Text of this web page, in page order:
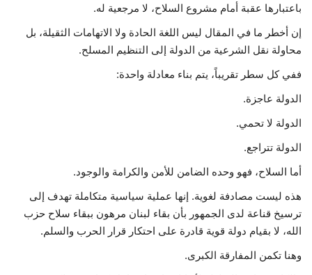
باعتبارها عقبة أمام مشروع السلاح، لا مرجعية له.
إن أخطر ما في المقال ليس اللغة الحادة ولا الاتهامات الثقيلة، بل
محاولة نقل الشرعية من الدولة إلى التنظيم المسلح.
ففي كل سطر تقريباً، يتم بناء معادلة واحدة:
الدولة عاجزة.
الدولة لا تحمي.
الدولة تتراجع.
أما السلاح، فهو وحده الضامن للأمن والكرامة والوجود.
هذه ليست مصادفة لغوية. إنها عملية سياسية متكاملة تهدف إلى
ترسيخ قناعة لدى الجمهور بأن بقاء لبنان مرهون ببقاء سلاح حزب
الله، لا بقيام دولة قوية قادرة على احتكار قرار الحرب والسلم.
وهنا تكمن المفارقة الكبرى.